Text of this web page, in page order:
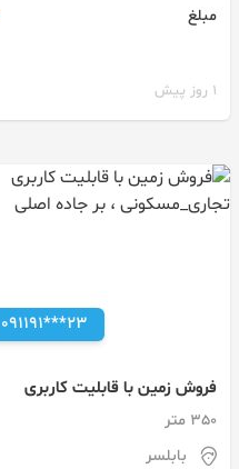
مبلغ
1 روز پیش
091191***23
فروش زمین با قابلیت کاربری
تجاری_مسکونی ، بر جاده اصلی
350 متر
بابلسر